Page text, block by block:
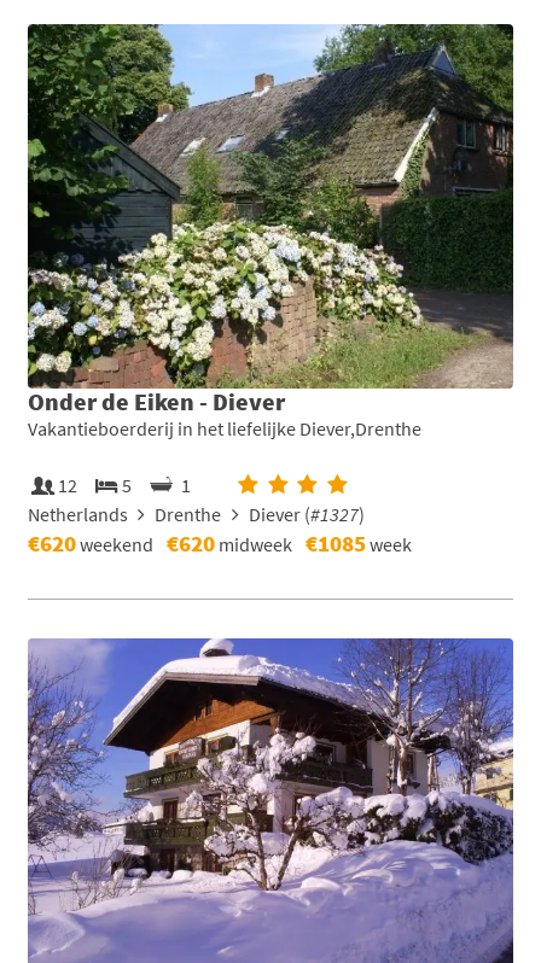
Onder de Eiken - Diever
Vakantieboerderij in het liefelijke Diever,Drenthe
12 5
1
Netherlands
Drenthe Diever (#1327)
€620weekend €620 midweek €1085week